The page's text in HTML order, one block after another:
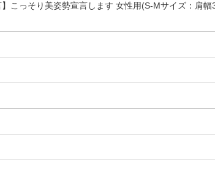
こっそり美姿勢宣言します 女性用(S-Mサイズ：肩